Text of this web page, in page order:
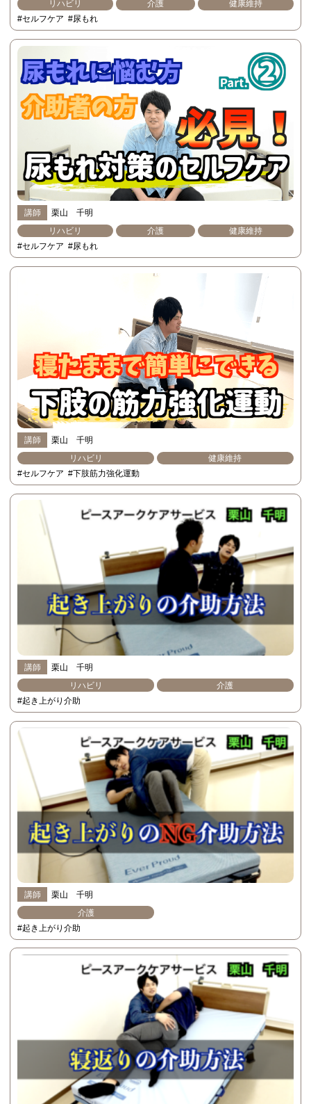
リハビリ 介護
健康維持
#セルフケア #尿もれ
講師
栗山 千明
リハビリ
介護
健康維持
#セルフケア #尿もれ
講師
栗山 千明
リハビリ
健康維持
#セルフケア #下肢筋力強化運動
講師
栗山 千明
リハビリ
介護
#起き上がり介助
講師
栗山 千明
介護
#起き上がり介助